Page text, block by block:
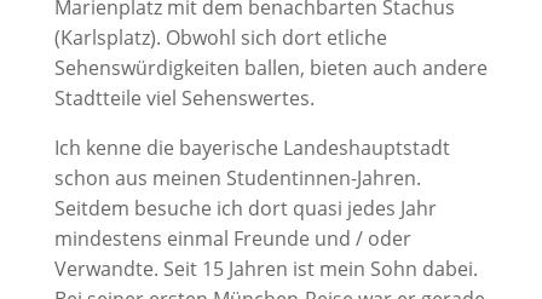
Marienplatz mit dem benachbarten Stachus
(Karlsplatz). Obwohl sich dort etliche
Sehenswürdigkeiten ballen, bieten auch andere
Stadtteile viel Sehenswertes.
Ich kenne die bayerische Landeshauptstadt
schon aus meinen Studentinnen-Jahren.
Seitdem besuche ich dort quasi jedes Jahr
mindestens einmal Freunde und / oder
Verwandte. Seit 15 Jahren ist mein Sohn dabei.